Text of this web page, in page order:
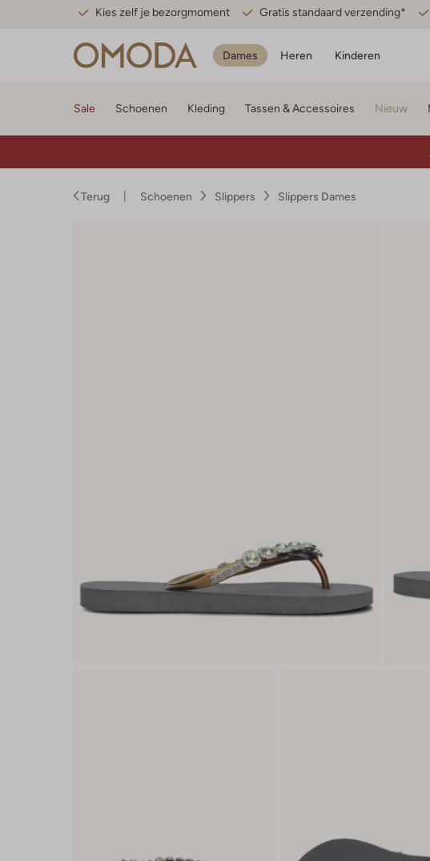
Kies zelf je bezorgmoment Gratis standaard verzending*
Dames Heren Kinderen
Sale Schoenen Kleding Tassen & Accessoires Nieuw
Terug Schoenen Slippers Slippers Dames